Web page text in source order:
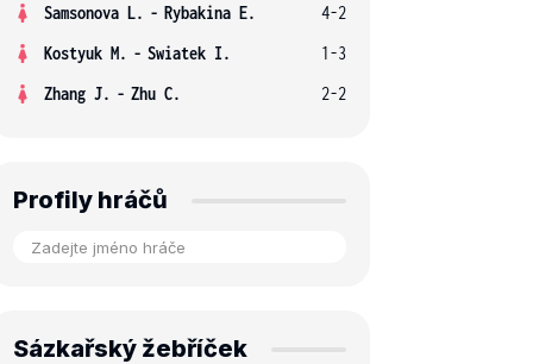
Samsonova L. - Rybakina E.
4-2
Kostyuk M. - Swiatek I.
1-3
Zhang J. - Zhu C. 2-2
Profily hráčů
Sázkařský žebříček